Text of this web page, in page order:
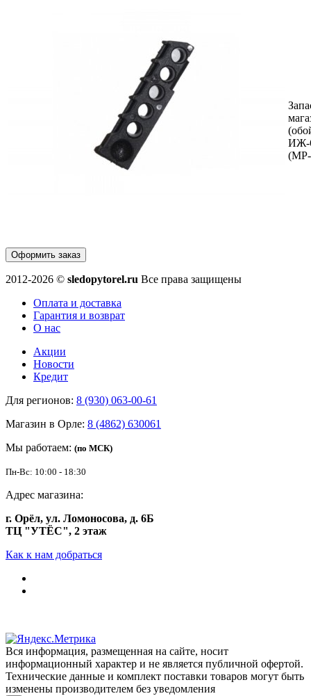
ИЖ-
(МР-
Оформить заказ
2012-2026 © sledopytorel.ru Все права защищены
Оплата и доставка
Гарантия и возврат
О нас
Акции
Новости
Кредит
Для регионов: 8 (930) 063-00-61
Магазин в Орле: 8 (4862) 630061
Мы работаем: (по МСК)
Пн-Вс: 10:00 - 18:30
Адрес магазина:
г. Орёл, ул. Ломоносова, д. 6Б
ТЦ "УТЁС", 2 этаж
Как к нам добраться
Вся информация, размещенная на сайте, носит
информационный характер и не является публичной офертой.
Технические данные и комплект поставки товаров могут быть
изменены производителем без уведомления